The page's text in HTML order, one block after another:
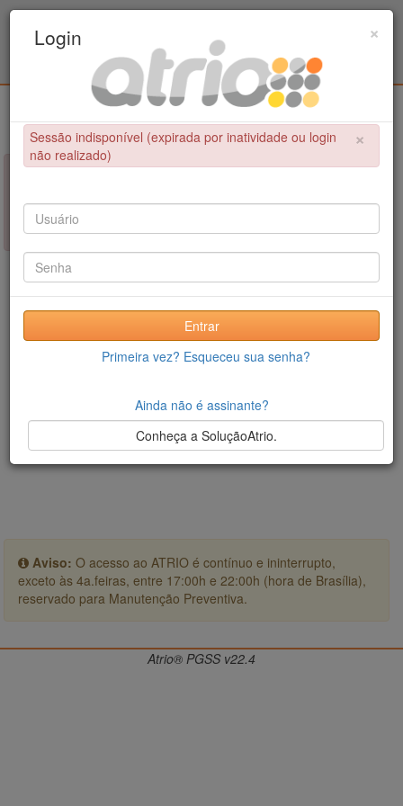
Civil / UPE
×
NÃO FOI POSSÍVEL CONCLUIR A OPERAÇÃO
Sessão indisponível (expirada por inatividade ou login não
realizado)
Aviso: O acesso ao ATRIO é contínuo e ininterrupto,
exceto às 4a.feiras, entre 17:00h e 22:00h (hora de Brasília),
reservado para Manutenção Preventiva.
×
Login
×
Sessão indisponível (expirada por inatividade ou login
não realizado)
Entrar
Primeira vez? Esqueceu sua senha?
Ainda não é assinante?
Conheça a SoluçãoAtrio.
Atrio® PGSS v22.4